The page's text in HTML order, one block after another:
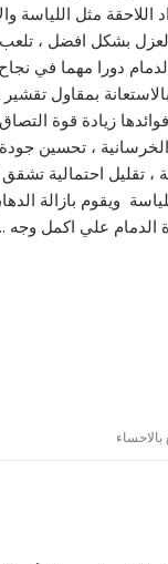
اللاحقة مثل اللياسة
بشكل افضل ،
دورا مهما في
بمقاول
زيادة قوة التصاق
، تحسين جودة
، تقليل احتمالية تشقق
ويقوم بازالة
الدمام علي اكمل وجه